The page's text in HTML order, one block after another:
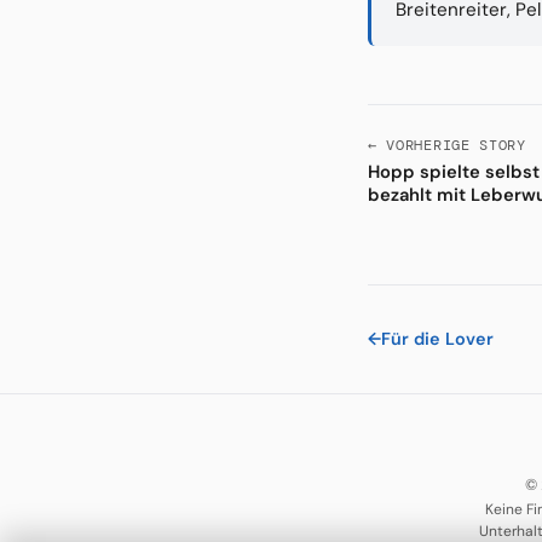
Breitenreiter,
← VORHERIGE STORY
Hopp spielte
bezahlt mit
←Für die Lover
©
Keine